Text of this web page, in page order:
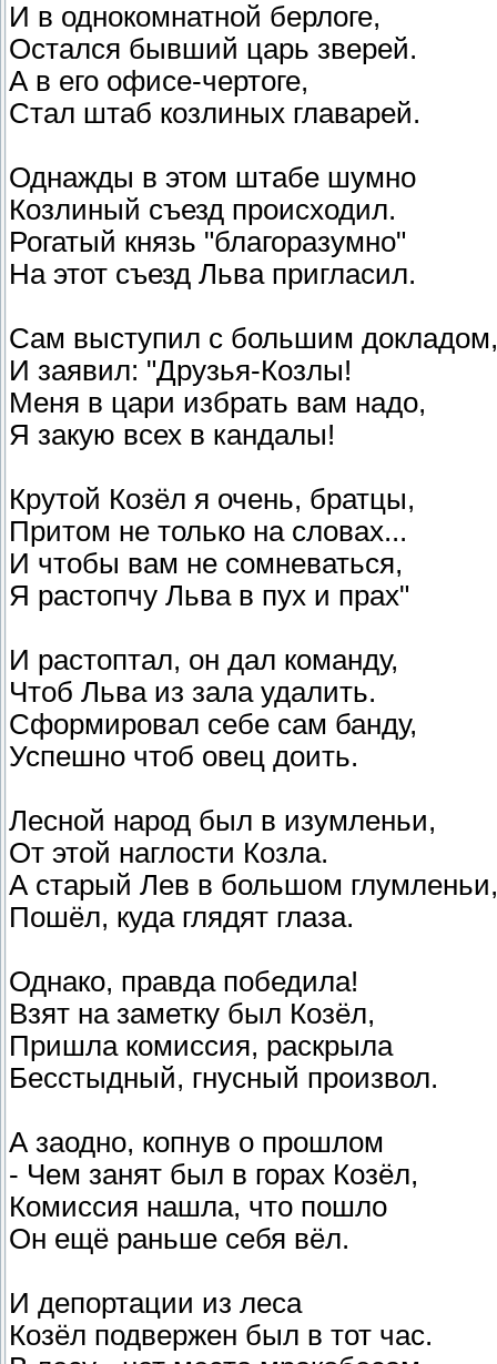
И в однокомнатной берлоге,
Остался бывший царь зверей.
А в его офисе-чертоге,
Стал штаб козлиных главарей.
Однажды в этом штабе шумно
Козлиный съезд происходил.
Рогатый князь "благоразумно"
На этот съезд Льва пригласил.
Сам выступил с большим докладом,
И заявил: "Друзья-Козлы!
Меня в цари избрать вам надо,
Я закую всех в кандалы!
Крутой Козёл я очень, братцы,
Притом не только на словах...
И чтобы вам не сомневаться,
Я растопчу Льва в пух и прах"
И растоптал, он дал команду,
Чтоб Льва из зала удалить.
Сформировал себе сам банду,
Успешно чтоб овец доить.
Лесной народ был в изумленьи,
От этой наглости Козла.
А старый Лев в большом глумленьи,
Пошёл, куда глядят глаза.
Однако, правда победила!
Взят на заметку был Козёл,
Пришла комиссия, раскрыла
Бесстыдный, гнусный произвол.
А заодно, копнув о прошлом
- Чем занят был в горах Козёл,
Комиссия нашла, что пошло
Он ещё раньше себя вёл.
И депортации из леса
Козёл подвержен был в тот час.